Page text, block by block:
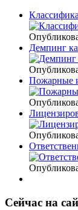
Демпинг
Пожарные
Сейчас на